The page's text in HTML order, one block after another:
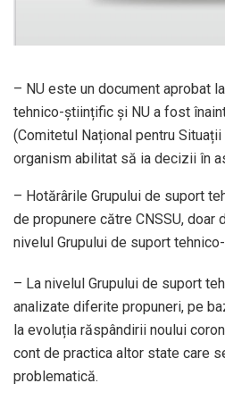
– NU este un document aprobat
tehnico-științific și NU a fost
(Comitetul Național pentru
organism abilitat să ia decizii în
– Hotărârile Grupului de suport
de propunere către CNSSU, doar
nivelul Grupului de suport
– La nivelul Grupului de suport
analizate diferite propuneri, pe
la evoluția răspândirii noului
cont de practica altor state care
problematică.